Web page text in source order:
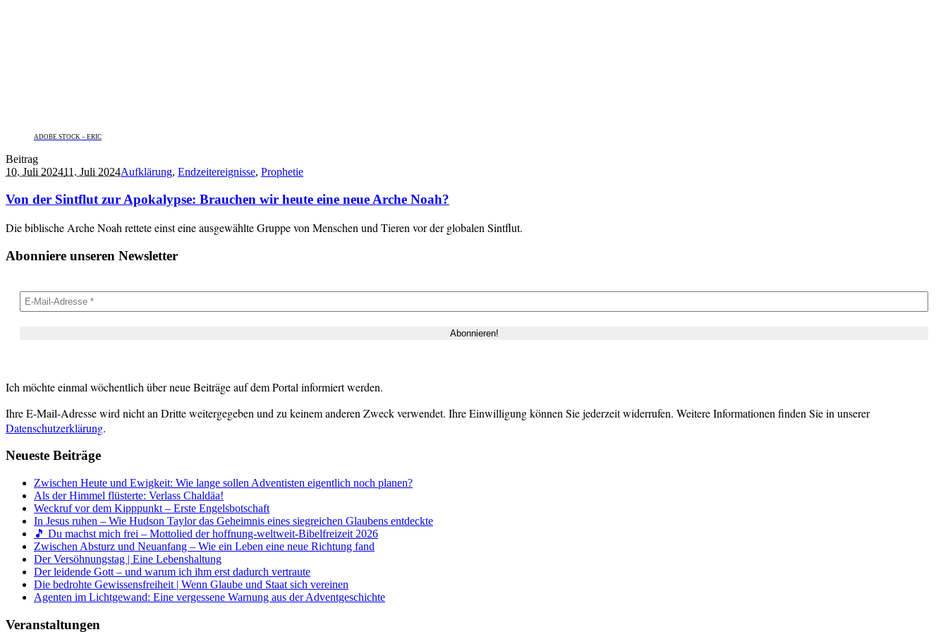
ADOBE STOCK – ERIC
Beitrag
10. Juli 202411. Juli 2024Aufklärung, Endzeitereignisse, Prophetie
Von der Sintflut zur Apokalypse: Brauchen wir heute eine neue Arche Noah?
Die biblische Arche Noah rettete einst eine ausgewählte Gruppe von Menschen und Tieren vor der globalen Sintflut.
Abonniere unseren Newsletter
Ich möchte einmal wöchentlich über neue Beiträge auf dem Portal informiert werden.
Ihre E-Mail-Adresse wird nicht an Dritte weitergegeben und zu keinem anderen Zweck verwendet. Ihre Einwilligung können Sie jederzeit widerrufen. Weitere Informationen finden Sie in unserer
Datenschutzerklärung.
Neueste Beiträge
Zwischen Heute und Ewigkeit: Wie lange sollen Adventisten eigentlich noch planen?
Als der Himmel flüsterte: Verlass Chaldäa!
Weckruf vor dem Kipppunkt – Erste Engelsbotschaft
In Jesus ruhen – Wie Hudson Taylor das Geheimnis eines siegreichen Glaubens entdeckte
🎵 Du machst mich frei – Mottolied der hoffnung-weltweit-Bibelfreizeit 2026
Zwischen Absturz und Neuanfang – Wie ein Leben eine neue Richtung fand
Der Versöhnungstag | Eine Lebenshaltung
Der leidende Gott – und warum ich ihm erst dadurch vertraute
Die bedrohte Gewissensfreiheit | Wenn Glaube und Staat sich vereinen
Agenten im Lichtgewand: Eine vergessene Warnung aus der Adventgeschichte
Veranstaltungen